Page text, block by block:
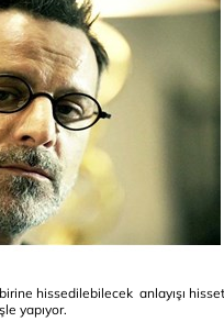
hissedilebilecek anlayışı
yapıyor.